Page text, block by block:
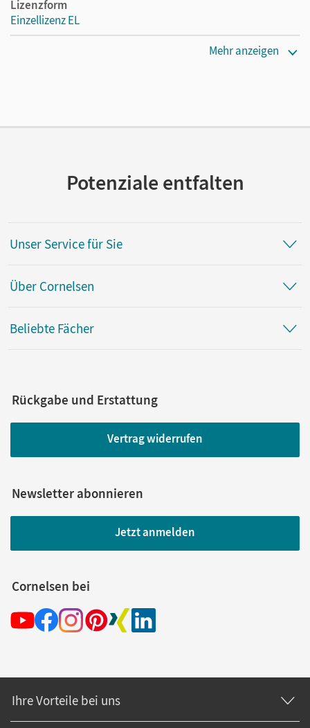
Lizenzform
Einzellizenz EL
Mehr anzeigen
Potenziale entfalten
Unser Service für Sie
Über Cornelsen
Beliebte Fächer
Rückgabe und Erstattung
Vertrag widerrufen
Newsletter abonnieren
Jetzt anmelden
Cornelsen bei
Ihre Vorteile bei uns